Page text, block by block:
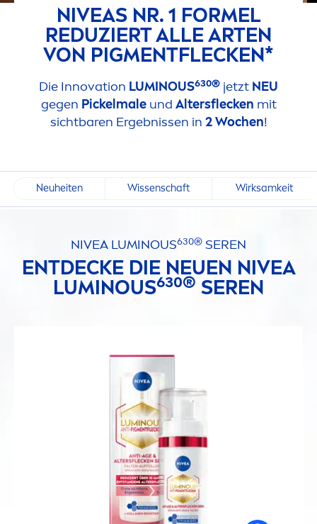
NIVEAS NR. 1 FORMEL
REDUZIERT ALLE ARTEN
VON PIGMENTFLECKEN*
Die Innovation LUMINOUS630® jetzt NEU
gegen Pickelmaleund Altersflecken mit
sichtbaren Ergebnissen in 2 Wochen!
Neuheiten Wissenschaft Wirksamkeit
NIVEA LUMINOUS630® SEREN
ENTDECKE DIE NEUEN NIVEA
LUMINOUS630® SEREN